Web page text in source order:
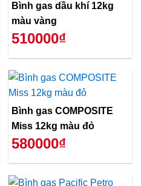
Bình gas dầu khí 12kg
màu vàng
510000₫
Bình gas COMPOSITE
Miss 12kg màu đỏ
580000₫